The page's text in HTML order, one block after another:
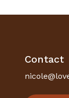
Contact